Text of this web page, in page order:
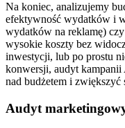
Na koniec, analizujemy
efektywność wydatków i
wydatków na reklamę) czy
wysokie koszty bez
inwestycji, lub po prostu
konwersji, audyt
nad budżetem i zwiększyć
Audyt